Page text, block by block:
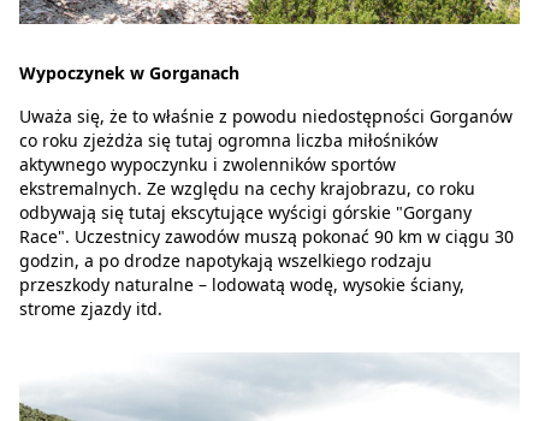
Wypoczynek w Gorganach
Uważa się, że to właśnie z powodu niedostępności Gorganów
co roku zjeżdża się tutaj ogromna liczba miłośników
aktywnego wypoczynku i zwolenników sportów
ekstremalnych. Ze względu na cechy krajobrazu, co roku
odbywają się tutaj ekscytujące wyścigi górskie "Gorgany
Race". Uczestnicy zawodów muszą pokonać 90 km w ciągu 30
godzin, a po drodze napotykają wszelkiego rodzaju
przeszkody naturalne – lodowatą wodę, wysokie ściany,
strome zjazdy itd.